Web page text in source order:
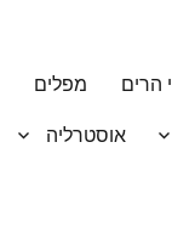
הרים מפלים
אוסטרליה